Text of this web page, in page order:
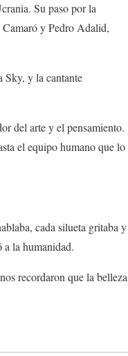
Su paso por la
y Pedro Adalid,
Sky, y la cantante
del arte y el pensamiento.
el equipo humano que lo
cada silueta gritaba y
la humanidad.
recordaron que la belleza